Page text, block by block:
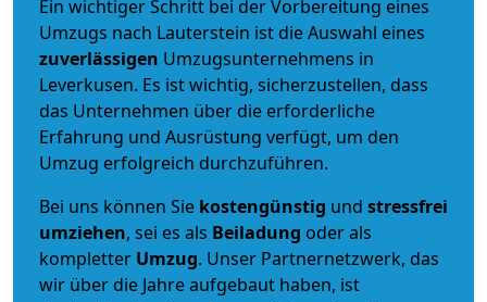
Ein wichtiger Schritt bei der Vorbereitung eines
Umzugs nach Lauterstein ist die Auswahl eines
zuverlässigen Umzugsunternehmens in
Leverkusen. Es ist wichtig, sicherzustellen, dass
das Unternehmen über die erforderliche
Erfahrung und Ausrüstung verfügt, um den
Umzug erfolgreich durchzuführen.
Bei uns können Sie kostengünstig und stressfrei
umziehen, sei es als Beiladung oder als
kompletter Umzug. Unser Partnernetzwerk, das
wir über die Jahre aufgebaut haben, ist